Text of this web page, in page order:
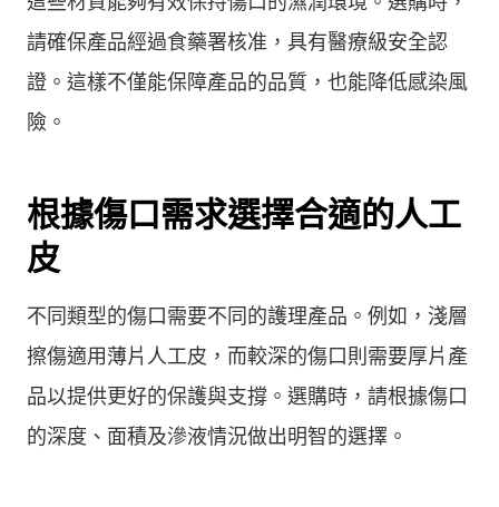
請確保產品經過食藥署核准，具有醫療級安全認
證。這樣不僅能保障產品的品質，也能降低感染風
險。
根據傷口需求選擇合適的人工
皮
不同類型的傷口需要不同的護理產品。例如，淺層
擦傷適用薄片人工皮，而較深的傷口則需要厚片產
品以提供更好的保護與支撐。選購時，請根據傷口
的深度、面積及滲液情況做出明智的選擇。